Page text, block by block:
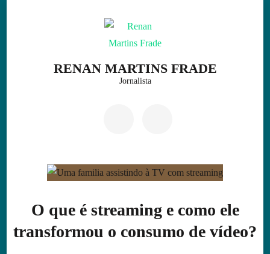
RENAN MARTINS FRADE
Jornalista
O que é streaming e como ele
transformou o consumo de vídeo?